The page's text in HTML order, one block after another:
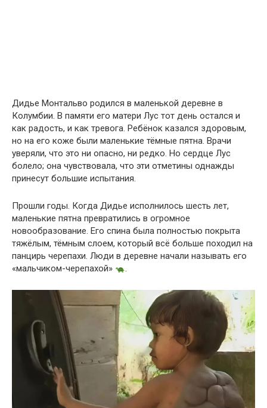
Дидье Монтальво родился в маленькой деревне в
Колумбии. В памяти его матери Лус тот день остался и
как радость, и как тревога. Ребёнок казался здоровым,
но на его коже были маленькие тёмные пятна. Врачи
уверяли, что это ни опасно, ни редко. Но сердце Лус
болело; она чувствовала, что эти отметины однажды
принесут большие испытания.
Прошли годы. Когда Дидье исполнилось шесть лет,
маленькие пятна превратились в огромное
новообразование. Его спина была полностью покрыта
тяжёлым, тёмным слоем, который всё больше походил на
панцирь черепахи. Люди в деревне начали называть его
«мальчиком-черепахой»
.